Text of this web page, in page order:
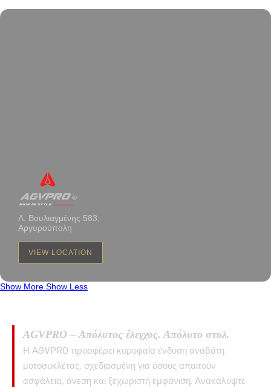
Λ. Βουλιαγμένης 583,
Αργυρούπολη
VIEW LOCATION
Show More Show Less
AGVPRO – Απόλυτος έλεγχος. Απόλυτο στυλ.
Η AGVPRO προσφέρει κορυφαία ένδυση αναβάτη
μοτοσυκλέτας, σχεδιασμένη για όσους απαιτούν
ασφάλεια, άνεση και ξεχωριστή εμφάνιση. Ανακαλύψτε